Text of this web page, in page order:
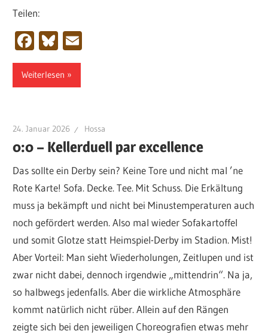
Teilen:
Facebook
Bluesky
Weiterlesen
24. Januar 2026 Hossa
0:0 – Kellerduell par excellence
Das sollte ein Derby sein? Keine Tore und nicht mal ’ne
Rote Karte! Sofa. Decke. Tee. Mit Schuss. Die Erkältung
muss ja bekämpft und nicht bei Minustemperaturen auch
noch gefördert werden. Also mal wieder Sofakartoffel
und somit Glotze statt Heimspiel-Derby im Stadion. Mist!
Aber Vorteil: Man sieht Wiederholungen, Zeitlupen und ist
zwar nicht dabei, dennoch irgendwie „mittendrin“. Na ja,
so halbwegs jedenfalls. Aber die wirkliche Atmosphäre
kommt natürlich nicht rüber. Allein auf den Rängen
zeigte sich bei den jeweiligen Choreografien etwas mehr